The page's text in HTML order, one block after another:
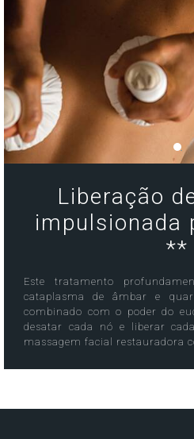
Liberação
impulsionada
**
Este tratamento
cataplasma de âmbar e
combinado com o poder do
desatar cada nó e liberar
massagem facial restauradora